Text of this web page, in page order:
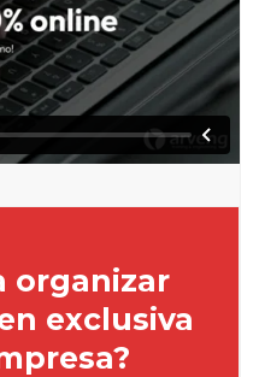
organizar
exclusiva